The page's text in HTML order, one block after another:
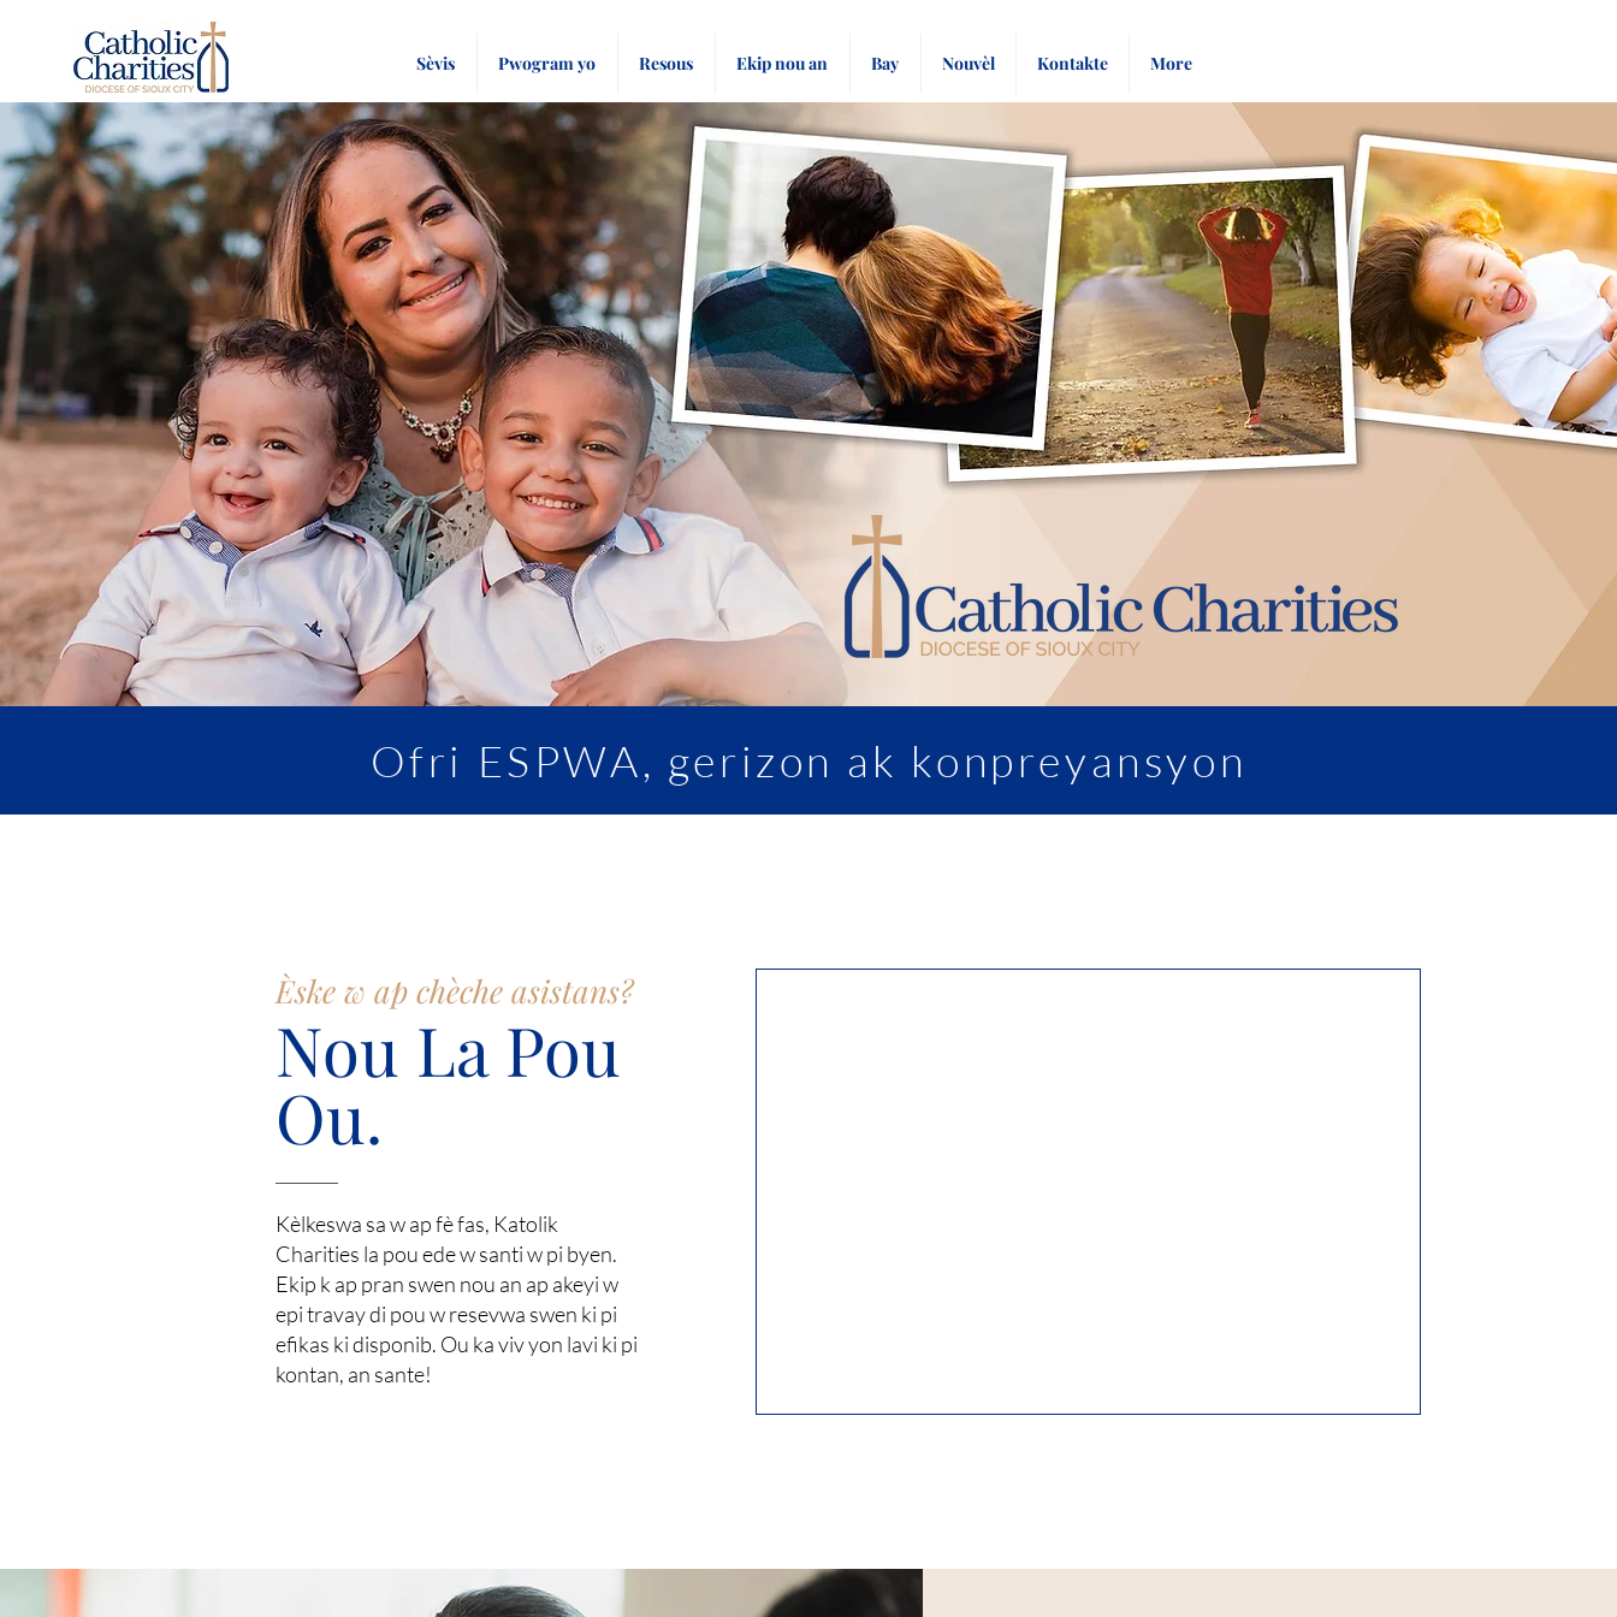
Sèvis Pwogram yo Resous Ekip nou an Bay Nouvèl Kontakte More
Ofri ESPWA, gerizon ak konpreyansyon
Èske w ap chèche asistans?
Nou La Pou
Ou.
Kèlkeswa sa w ap fè fas, Katolik
Charities la pou ede w santi w pi byen.
Ekip k ap pran swen nou an ap akeyi w
epi travay di pou w resevwa swen ki pi
efikas ki disponib. Ou ka viv yon lavi ki pi
kontan, an sante!